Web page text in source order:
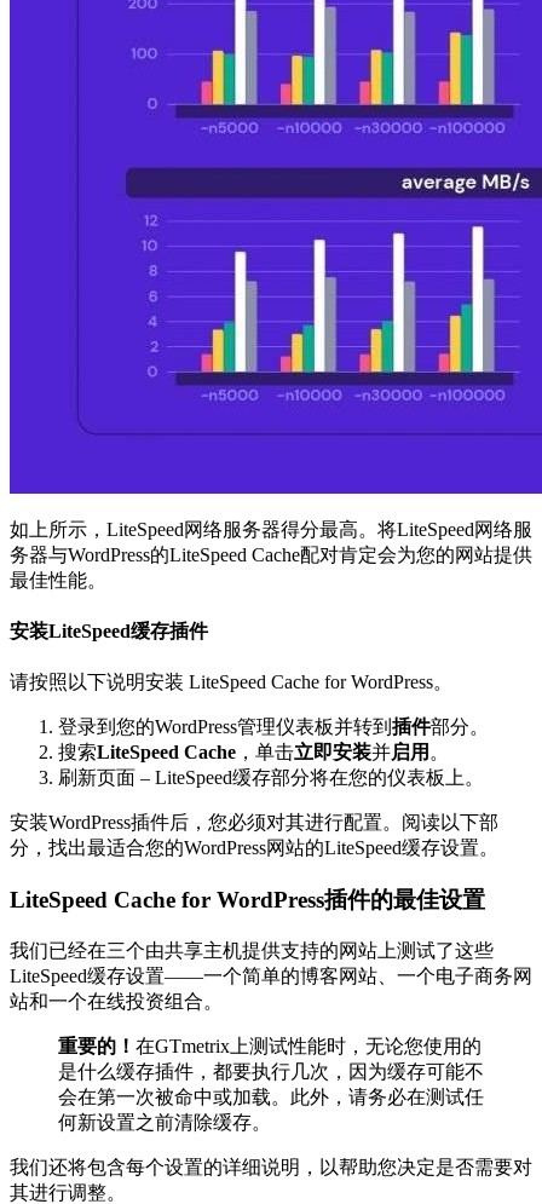
如上所示，LiteSpeed网络服务器得分最高。将LiteSpeed网络服
务器与WordPress的LiteSpeed Cache配对肯定会为您的网站提供
最佳性能。
安装LiteSpeed缓存插件
请按照以下说明安装 LiteSpeed Cache for WordPress。
登录到您的WordPress管理仪表板并转到 插件部分。
搜索LiteSpeed Cache ，单击立即安装并启用 。
刷新页面 – LiteSpeed缓存部分将在您的仪表板上。
安装WordPress插件后，您必须对其进行配置。阅读以下部
分，找出最适合您的WordPress网站的LiteSpeed缓存设置。
LiteSpeed Cache for WordPress插件的最佳设置
我们已经在三个由共享主机提供支持的网站上测试了这些
LiteSpeed缓存设置——一个简单的博客网站、一个电子商务网
站和一个在线投资组合。
重要的！ 在GTmetrix上测试性能时，无论您使用的
是什么缓存插件，都要执行几次，因为缓存可能不
会在第一次被命中或加载。此外，请务必在测试任
何新设置之前清除缓存。
我们还将包含每个设置的详细说明，以帮助您决定是否需要对
其进行调整。